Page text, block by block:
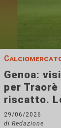
Genoa:
per
riscatto.
29/06/2026
di Redazione